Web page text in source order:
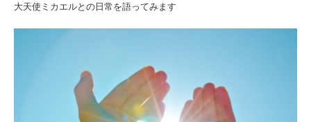
大天使ミカエルとの日常を語ってみます